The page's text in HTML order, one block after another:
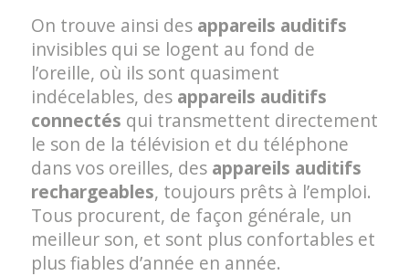
On trouve ainsi des appareils auditifs
invisibles qui se logent au fond de
l’oreille, où ils sont quasiment
indécelables, des appareils auditifs
connectés qui transmettent directement
le son de la télévision et du téléphone
dans vos oreilles, des appareils auditifs
rechargeables, toujours prêts à l’emploi.
Tous procurent, de façon générale, un
meilleur son, et sont plus confortables et
plus fiables d’année en année.